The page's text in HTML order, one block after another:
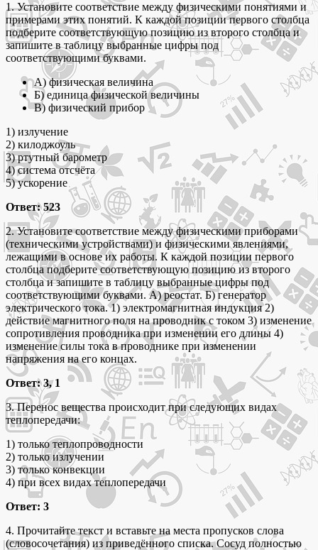
1. Установите соответствие между физическими понятиями и
примерами этих понятий. К каждой позиции первого столбца
подберите соответствующую позицию из второго столбца и
запишите в таблицу выбранные цифры под
соответствующими буквами.
А) физическая величина
Б) единица физической величины
В) физический прибор
1) излучение
2) килоджоуль
3) ртутный барометр
4) система отсчёта
5) ускорение
Ответ: 523
2. Установите соответствие между физическими приборами
(техническими устройствами) и физическими явлениями,
лежащими в основе их работы. К каждой позиции первого
столбца подберите соответствующую позицию из второго
столбца и запишите в таблицу выбранные цифры под
соответствующими буквами. А) реостат. Б) генератор
электрического тока. 1) электромагнитная индукция 2)
действие магнитного поля на проводник с током 3) изменение
сопротивления проводника при изменении его длины 4)
изменение силы тока в проводнике при изменении
напряжения на его концах.
Ответ: 3, 1
3. Перенос вещества происходит при следующих видах
теплопередачи:
1) только теплопроводности
2) только излучении
3) только конвекции
4) при всех видах теплопередачи
Ответ: 3
4. Прочитайте текст и вставьте на места пропусков слова
(словосочетания) из приведённого списка. Сосуд полностью